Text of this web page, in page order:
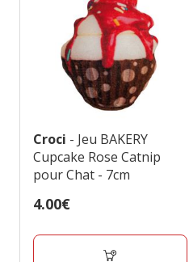
Croci - Jeu BAKERY
Cupcake Rose Catnip
pour Chat - 7cm
Prix
4.00€